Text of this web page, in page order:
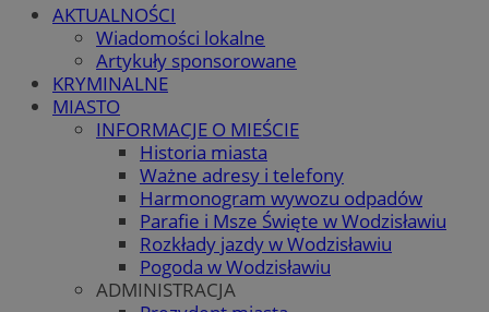
AKTUALNOŚCI
Wiadomości lokalne
Artykuły sponsorowane
KRYMINALNE
MIASTO
INFORMACJE O MIEŚCIE
Historia miasta
Ważne adresy i telefony
Harmonogram wywozu odpadów
Parafie i Msze Święte w Wodzisławiu
Rozkłady jazdy w Wodzisławiu
Pogoda w Wodzisławiu
ADMINISTRACJA